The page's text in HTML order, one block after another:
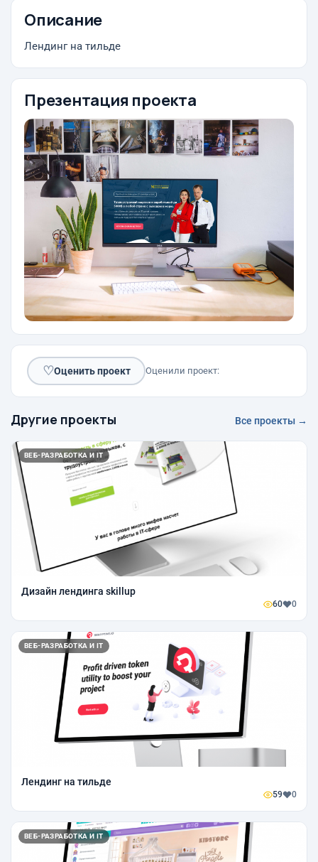
Описание
Лендинг на тильде
Презентация проекта
♡Оценить проект Оценили проект:
Другие проекты Все проекты →
ВЕБ-РАЗРАБОТКА И IT
Дизайн лендинга skillup
60 0
ВЕБ-РАЗРАБОТКА И IT
Лендинг на тильде
59 0
ВЕБ-РАЗРАБОТКА И IT